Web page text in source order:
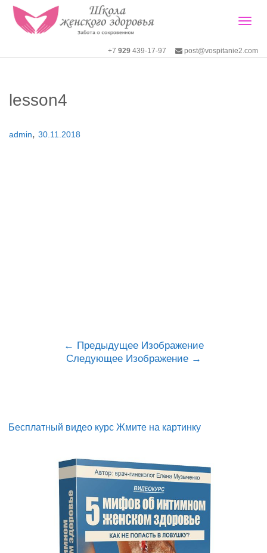
+7 929 439-17-97 post@vospitanie2.com
lesson4
admin, 30.11.2018
Предыдущее Изображение
Следующее Изображение
Бесплатный видео курс Жмите на картинку